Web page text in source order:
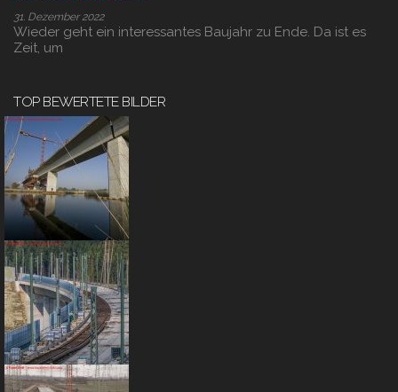
31. Dezember 2022
Wieder geht ein interessantes Baujahr zu Ende. Da ist es
Zeit, um
TOP BEWERTETE BILDER